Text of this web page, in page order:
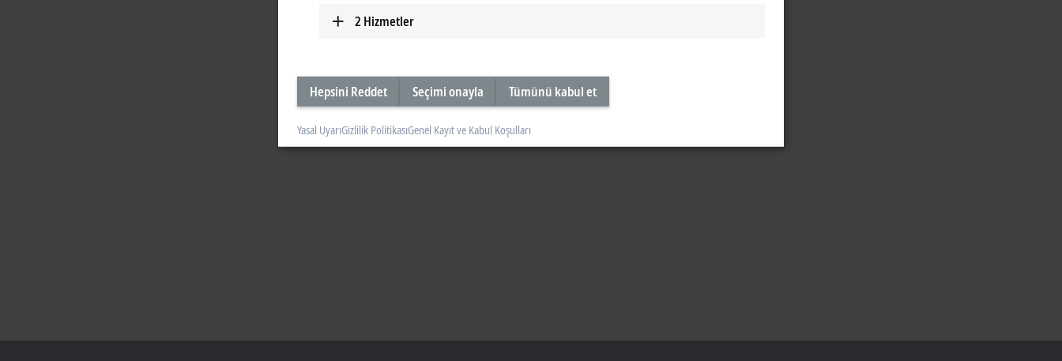
2 Hizmetler
Hepsini Reddet Seçimi onayla Tümünü kabul et
Yasal UyarıGizlilik PolitikasıGenel Kayıt ve Kabul Koşulları